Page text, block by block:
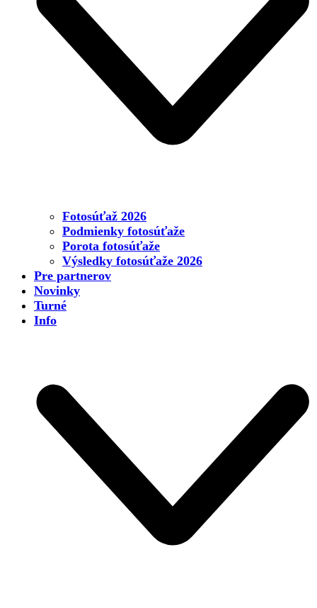
Fotosúťaž 2026
Podmienky fotosúťaže
Porota fotosúťaže
Výsledky fotosúťaže 2026
Pre partnerov
Novinky
Turné
Info